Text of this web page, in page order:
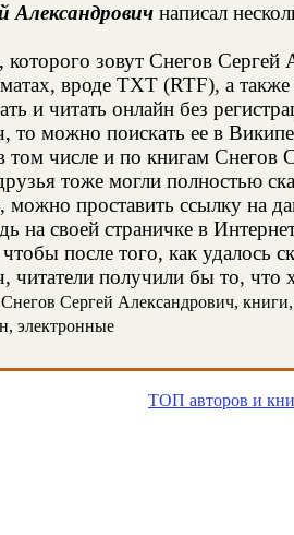
Александрович написал
которого зовут Снегов
вроде TXT (RTF), а
и читать онлайн без
то можно поискать ее в
числе и по книгам Снегов
тоже могли полностью
, можно проставить ссылку на
на своей страничке в
после того, как удалось
читатели получили бы то, что
Сергей Александрович, книги,
электронные
ТОП авторов и